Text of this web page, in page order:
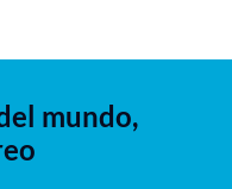
mundo,